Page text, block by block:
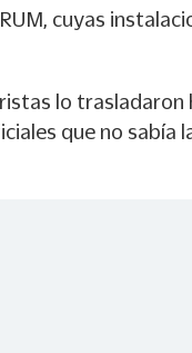
cuyas
lo trasladaron
que no sabía